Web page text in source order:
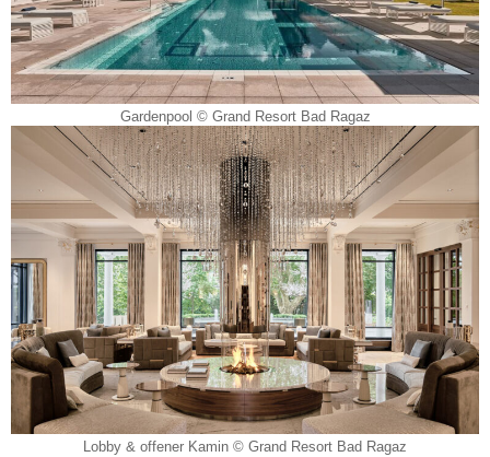
Gardenpool © Grand Resort Bad Ragaz
Lobby & offener Kamin © Grand Resort Bad Ragaz